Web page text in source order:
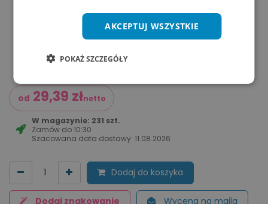
od 29,39 złnetto
W magazynie: 231 szt.
Zamów do10:30
Szacowana data dostawy:11.08.2026
Dodaj do koszyka
Dodaj znakowanie Wycena na maila
AKCEPTUJ WSZYSTKIE
POKAŻ SZCZEGÓŁY